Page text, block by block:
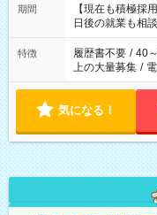
たくない」 など、ご
の方へ 今ご覧の
の勤務時間。 合
期間
【現在も積極
日後の就業も相
特徴 履歴書不要 / 40
上の大量募集 /
気になる！